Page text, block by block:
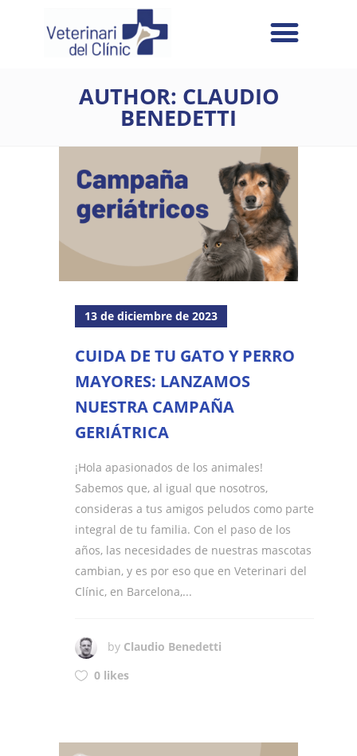
AUTHOR: CLAUDIO
BENEDETTI
13 de diciembre de 2023
CUIDA DE TU GATO Y PERRO
MAYORES: LANZAMOS
NUESTRA CAMPAÑA
GERIÁTRICA
¡Hola apasionados de los animales!
Sabemos que, al igual que nosotros,
consideras a tus amigos peludos como parte
integral de tu familia. Con el paso de los
años, las necesidades de nuestras mascotas
cambian, y es por eso que en Veterinari del
Clínic, en Barcelona,...
by Claudio Benedetti
0 likes